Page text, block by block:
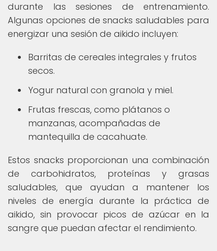
durante las sesiones de entrenamiento.
Algunas opciones de snacks saludables para
energizar una sesión de aikido incluyen:
Barritas de cereales integrales y frutos
secos.
Yogur natural con granola y miel.
Frutas frescas, como plátanos o
manzanas, acompañadas de
mantequilla de cacahuate.
Estos snacks proporcionan una combinación
de carbohidratos, proteínas y grasas
saludables, que ayudan a mantener los
niveles de energía durante la práctica de
aikido, sin provocar picos de azúcar en la
sangre que puedan afectar el rendimiento.